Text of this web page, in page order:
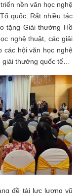
nền văn học nghệ
quốc. Rất nhiều tác
tặng Giải thưởng Hồ
nghệ thuật, các giải
các hội văn học nghệ
thưởng quốc tế…
đề tài lực lượng vũ